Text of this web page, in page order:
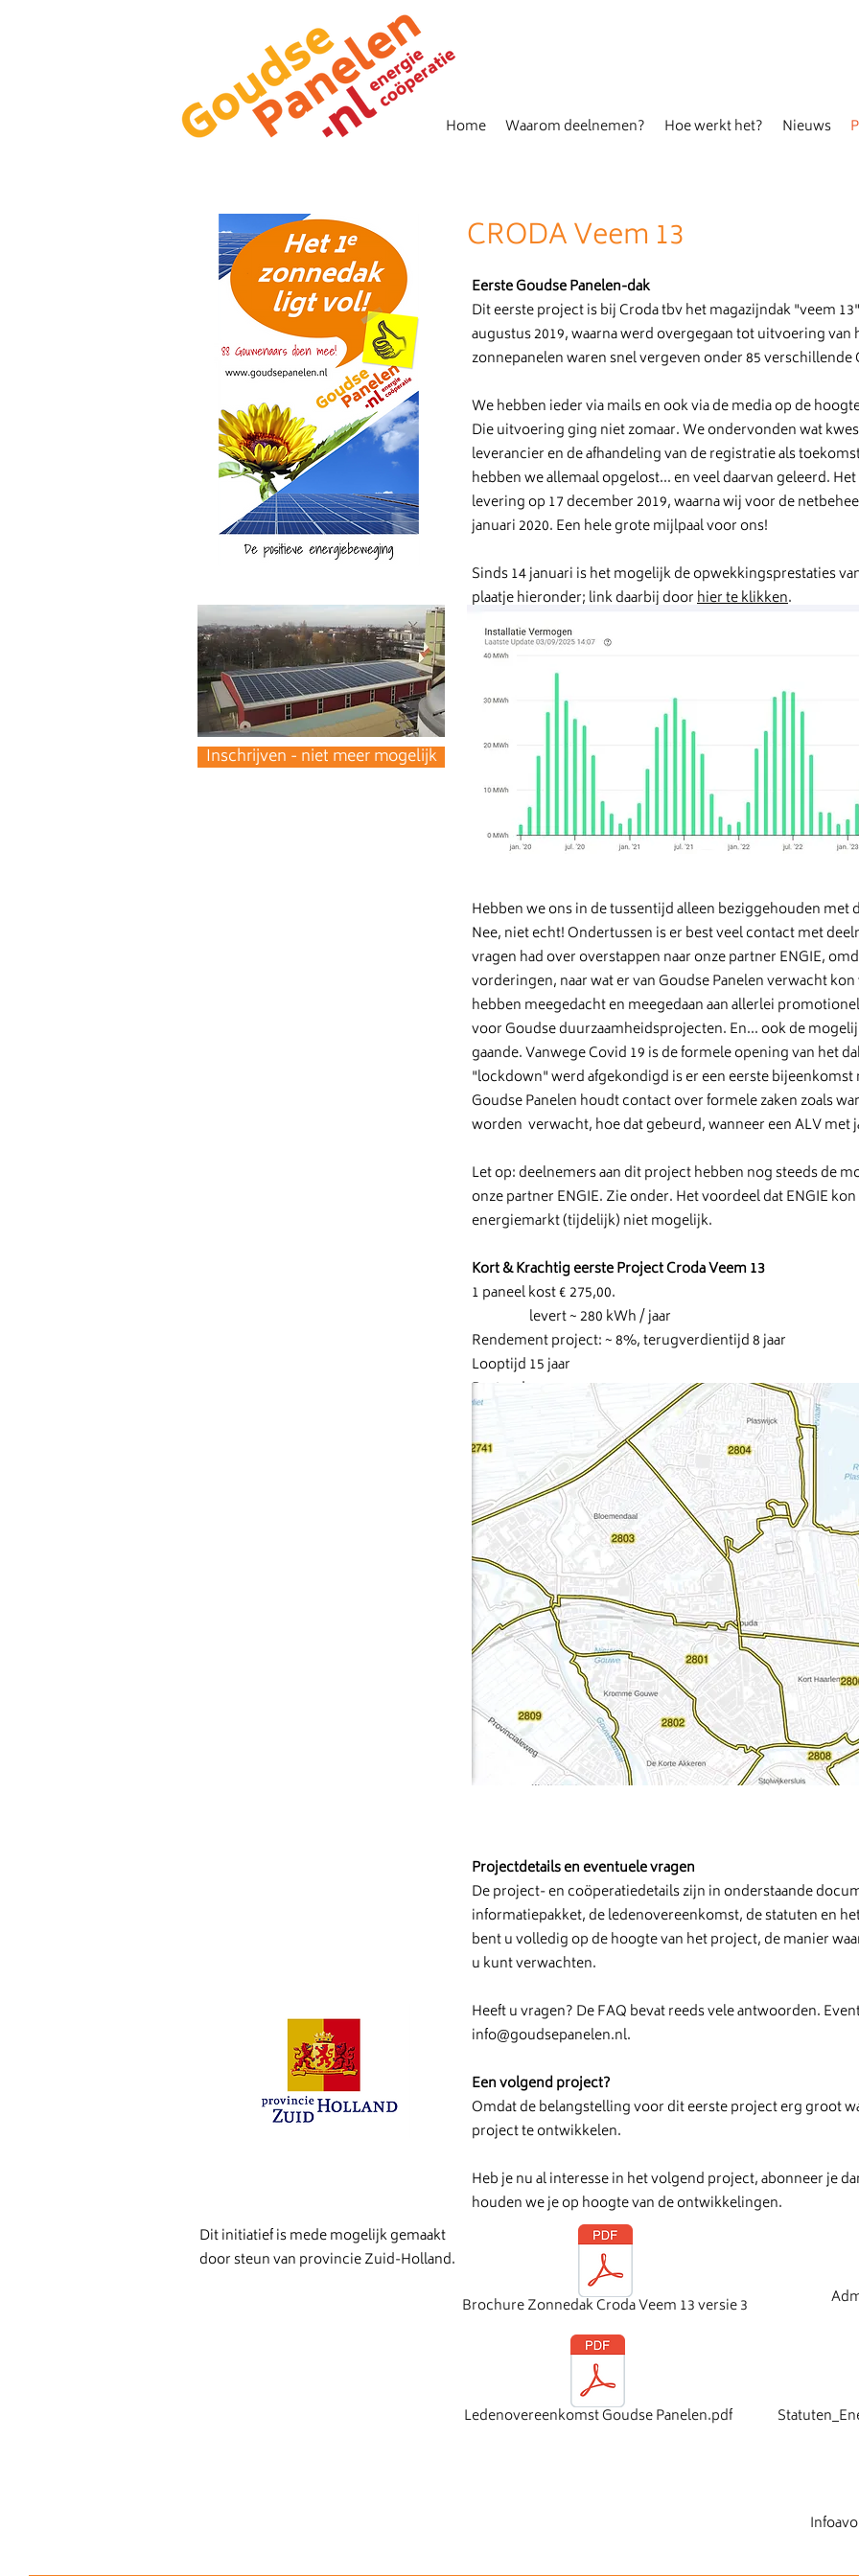
Home Waarom deelnemen? Hoe werkt het? Nieuws
Projecten
Inschrijven - niet meer mogelijk
Dit initiatief is mede mogelijk gemaakt
door steun van provincie Zuid-Holland.
CRODA Veem 13
Eerste Goudse Panelen-dak
Dit eerste project is bij Croda tbv het magazijndak "veem
augustus 2019, waarna werd overgegaan tot uitvoering
zonnepanelen waren snel vergeven onder 85 verschillende
We hebben ieder via mails en ook via de media op de
Die uitvoering ging niet zomaar. We ondervonden wat
leverancier en de afhandeling van de registratie als
hebben we allemaal opgelost... en veel daarvan geleerd.
levering op 17 december 2019, waarna wij voor de
januari 2020. Een hele grote mijlpaal voor ons!
Sinds 14 januari is het mogelijk de opwekkingsprestaties
plaatje hieronder; link daarbij doorhier te klikken.
Hebben we ons in de tussentijd alleen beziggehouden met
Nee, niet echt! Ondertussen is er best veel contact met
vragen had over overstappen naar onze partner ENGIE,
vorderingen, naar wat er van Goudse Panelen verwacht
hebben meegedacht en meegedaan aan allerlei
voor Goudse duurzaamheidsprojecten. En... ook de
gaande. Vanwege Covid 19 is de formele opening van het
"lockdown" werd afgekondigd is er een eerste
Goudse Panelen houdt contact over formele zaken zoals
worden verwacht, hoe dat gebeurd, wanneer een ALV met
Let op: deelnemers aan dit project hebben nog steeds de
onze partner ENGIE. Zie onder. Het voordeel dat ENGIE
energiemarkt (tijdelijk) niet mogelijk.
Kort & Krachtig eerste Project Croda Veem 13
1 paneel kost € 275,00.
levert ~ 280 kWh / jaar
Rendement project: ~ 8%, terugverdientijd 8 jaar
Looptijd 15 jaar
Postcodes: 2801, 2802, 2803, 2805, 2806, 2808, 2809
Partner, koper van de elektriciteit: ENGIE; 2025:
Projectdetails en eventuele vragen
De project- en coöperatiedetails zijn in onderstaande
informatiepakket, de ledenovereenkomst, de statuten en
bent u volledig op de hoogte van het project, de manier
u kunt verwachten.
Heeft u vragen? De FAQ bevat reeds vele antwoorden.
info@goudsepanelen.nl.
Een volgend project?
Omdat de belangstelling voor dit eerste project erg groot
project te ontwikkelen.
Heb je nu al interesse in het volgend project, abonneer je
houden we je op hoogte van de ontwikkelingen.
Brochure Zonnedak Croda Veem 13 versie 3
Ledenovereenkomst Goudse Panelen.pdf